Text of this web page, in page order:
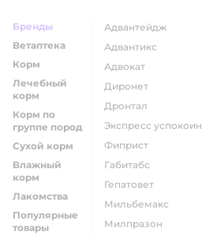
Бренды
Ветаптека
Корм
Лечебный
корм
Корм по
группе пород
Сухой корм
Влажный
корм
Лакомства
Популярные
товары
адвантейдж
адвантикс
адвокат
диронет
дронтал
экспресс успокоин
фиприст
габитабс
гепатовет
мильбемакс
милпразон